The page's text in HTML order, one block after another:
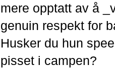
mere opptatt av å
genuin respekt for
Husker du hun
pisset i campen?